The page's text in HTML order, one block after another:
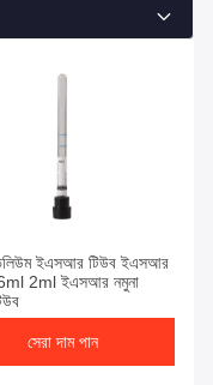
ইএসআর টিউব ইএসআর
2ml ইএসআর নমুনা
সেরা দাম পান